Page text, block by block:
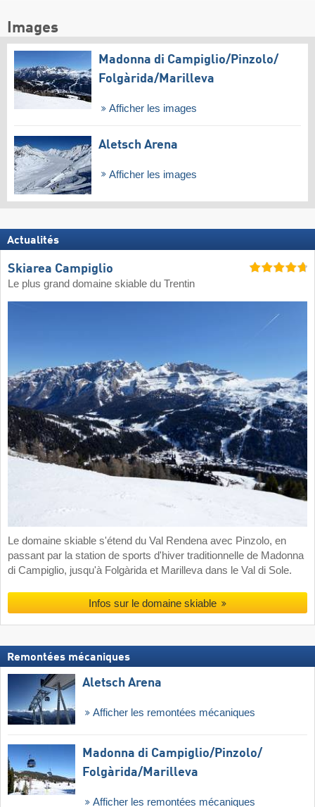
Images
Madonna di Campiglio/​Pinzolo/​
Folgàrida/​Marilleva
Afficher les images
Aletsch Arena
Afficher les images
Actualités
Skiarea Campiglio
Le plus grand domaine skiable du Trentin
Le domaine skiable s'étend du Val Rendena avec Pinzolo, en
passant par la station de sports d'hiver traditionnelle de Madonna
di Campiglio, jusqu'à Folgàrida et Marilleva dans le Val di Sole.
Infos sur le domaine skiable
Remontées mécaniques
Aletsch Arena
Afficher les remontées mécaniques
Madonna di Campiglio/​Pinzolo/​
Folgàrida/​Marilleva
Afficher les remontées mécaniques